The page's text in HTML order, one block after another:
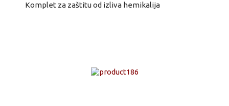
Komplet za zaštitu od izliva hemikalija